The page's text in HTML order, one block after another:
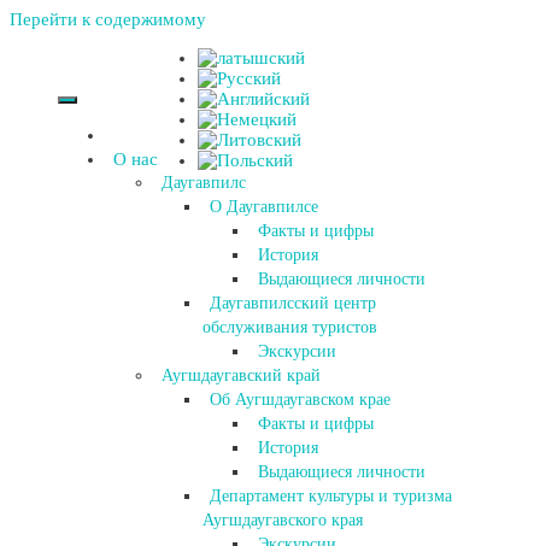
Перейти к содержимому
О нас
Даугавпилс
О Даугавпилсе
Факты и цифры
История
Выдающиеся личности
Даугавпилсский центр
обслуживания туристов
Экскурсии
Аугшдаугавский край
Об Аугшдаугавском крае
Факты и цифры
История
Выдающиеся личности
Департамент культуры и туризма
Аугшдаугавского края